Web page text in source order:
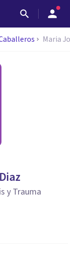
Maria
y Trauma